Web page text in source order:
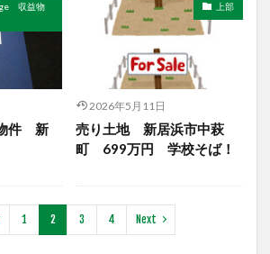
収益物
件 新
上部
2026年5月11日
売り土地 新居浜市中萩
町 699万円 学校そば！
1 2 3 4 Next